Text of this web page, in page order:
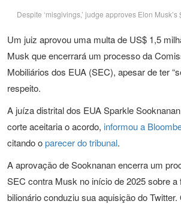
Despite ‘misgivings,’ judge approves Elon
Um juiz aprovou uma multa de US$ 1,5
Musk que encerrará um processo da
Mobiliários dos EUA (SEC), apesar de ter
respeito.
A juíza distrital dos EUA Sparkle
corte aceitaria o acordo, informou a
citando oparecer do tribunal.
A aprovação de Sooknanan encerra um
SEC contra Musk no início de 2025 sobre
bilionário conduziu sua aquisição do